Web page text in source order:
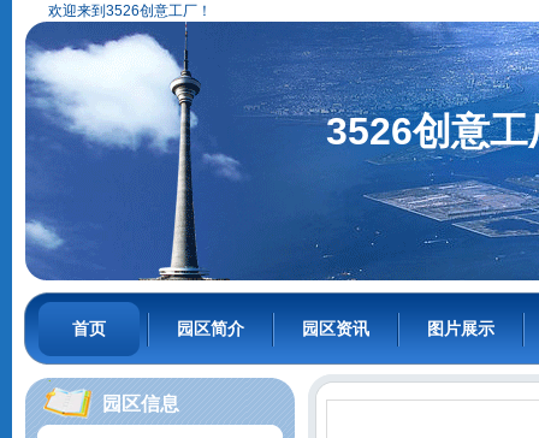
欢迎来到3526创意工厂！
3526创意工
首页 园区简介 园区资讯 图片展示
园区信息